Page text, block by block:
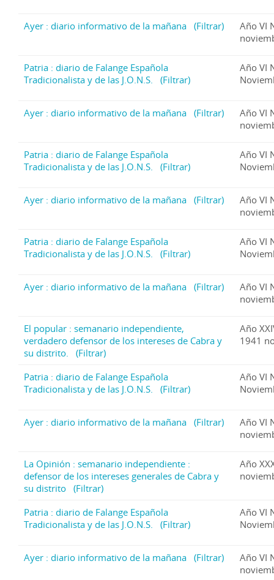
Ayer : diario informativo de la mañana (Filtrar)
Año VI
Patria : diario de Falange Española
Tradicionalista y de las J.O.N.S.
(Filtrar)
Año VI
Ayer : diario informativo de la mañana (Filtrar)
Año VI
Patria : diario de Falange Española
Tradicionalista y de las J.O.N.S.
(Filtrar)
Año VI
Ayer : diario informativo de la mañana (Filtrar)
Año VI
Patria : diario de Falange Española
Tradicionalista y de las J.O.N.S.
(Filtrar)
Año VI
Ayer : diario informativo de la mañana (Filtrar)
Año VI
El popular : semanario independiente,
verdadero defensor de los intereses de Cabra y
su distrito.
(Filtrar)
Año
1941
Patria : diario de Falange Española
Tradicionalista y de las J.O.N.S.
(Filtrar)
Año VI
Ayer : diario informativo de la mañana (Filtrar)
Año VI
La Opinión : semanario independiente :
defensor de los intereses generales de Cabra y
su distrito (Filtrar)
Año
Patria : diario de Falange Española
Tradicionalista y de las J.O.N.S.
(Filtrar)
Año VI
Ayer : diario informativo de la mañana (Filtrar)
Año VI